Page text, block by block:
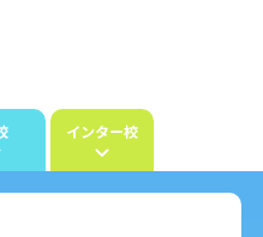
インター校